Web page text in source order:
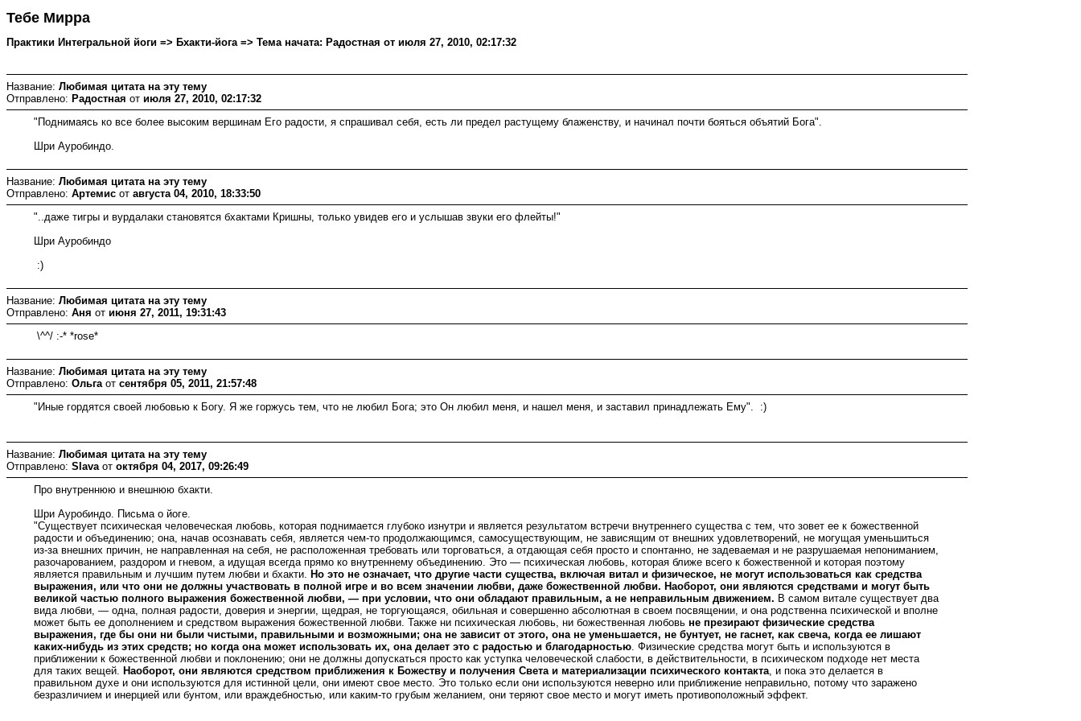
Тебе Мирра
Практики Интегральной йоги => Бхакти-йога => Тема начата: Радостная от июля 27, 2010, 02:17:32
Название: Любимая цитата на эту тему
Отправлено: Радостная от июля 27, 2010, 02:17:32
"Поднимаясь ко все более высоким вершинам Его радости, я спрашивал себя, есть ли предел растущему блаженству, и начинал почти бояться объятий Бога".
Шри Ауробиндо.
Название: Любимая цитата на эту тему
Отправлено: Артемис от августа 04, 2010, 18:33:50
"..даже тигры и вурдалаки становятся бхактами Кришны, только увидев его и услышав звуки его флейты!"
Шри Ауробиндо
:)
Название: Любимая цитата на эту тему
Отправлено: Аня от июня 27, 2011, 19:31:43
\^^/ :-* *rose*
Название: Любимая цитата на эту тему
Отправлено: Ольга от сентября 05, 2011, 21:57:48
"Иные гордятся своей любовью к Богу. Я же горжусь тем, что не любил Бога; это Он любил меня, и нашел меня, и заставил принадлежать Ему". :)
Название: Любимая цитата на эту тему
Отправлено: Slava от октября 04, 2017, 09:26:49
Про внутреннюю и внешнюю бхакти.
Шри Ауробиндо. Письма о йоге.
"Существует психическая человеческая любовь, которая поднимается глубоко изнутри и является результатом встречи внутреннего существа с тем, что зовет ее к божественной
радости и объединению; она, начав осознавать себя, является чем-то продолжающимся, самосуществующим, не зависящим от внешних удовлетворений, не могущая уменьшиться
из-за внешних причин, не направленная на себя, не расположенная требовать или торговаться, а отдающая себя просто и спонтанно, не задеваемая и не разрушаемая непониманием,
разочарованием, раздором и гневом, а идущая всегда прямо ко внутреннему объединению. Это — психическая любовь, которая ближе всего к божественной и которая поэтому
является правильным и лучшим путем любви и бхакти.
Но это не означает, что другие части существа, включая витал и физическое, не могут использоваться как средства
выражения, или что они не должны участвовать в полной игре и во всем значении любви, даже божественной любви. Наоборот, они являются средствами и могут быть
великой частью полного выражения божественной любви, — при условии, что они обладают правильным, а не неправильным движением. В самом витале существует два
вида любви, — одна, полная радости, доверия и энергии, щедрая, не торгующаяся, обильная и совершенно абсолютная в своем посвящении, и она родственна психической и вполне
может быть ее дополнением и средством выражения божественной любви. Также ни психическая любовь, ни божественная любовь не презирают физические средства
выражения, где бы они ни были чистыми, правильными и возможными; она не зависит от этого, она не уменьшается, не бунтует, не гаснет, как свеча, когда ее лишают
каких-нибудь из этих средств; но когда она может использовать их, она делает это с радостью и благодарностью . Физические средства могут быть и используются в
приближении к божественной любви и поклонению; они не должны допускаться просто как уступка человеческой слабости, в действительности, в психическом подходе нет места
для таких вещей.
Наоборот, они являются средством приближения к Божеству и получения Света и материализации психического контакта , и пока это делается в
правильном духе и они используются для истинной цели, они имеют свое место. Это только если они используются неверно или приближение неправильно, потому что заражено
безразличием и инерцией или бунтом, или враждебностью, или каким-то грубым желанием, они теряют свое место и могут иметь противоположный эффект.